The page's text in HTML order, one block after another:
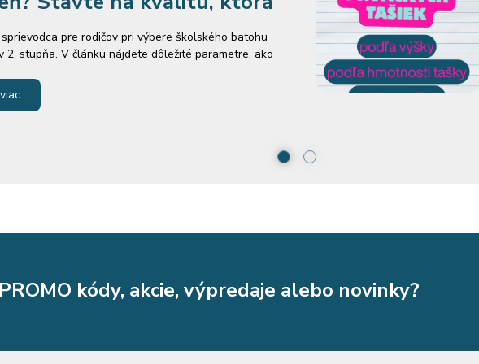
pre rodičov pri výbere školského batohu
2. stupňa. V článku nájdete dôležité parametre, ako
modelov ARS UNA a radí, na čo si dať pozor pri
kódy, akcie, výpredaje alebo novinky?